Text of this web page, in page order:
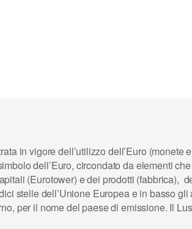
in vigore dell’utilizzo dell’Euro (monete
dell’Euro, circondato da elementi
(Eurotower) e dei prodotti (fabbrica),
stelle dell’Unione Europea e in basso gli
per il nome del paese di emissione. Il